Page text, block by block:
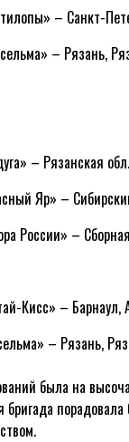
– Санкт-
– Рязань,
– Рязанская обл.
Яр» –
России» –
Кисс» – Барнаул,
– Рязань,
была на
бригада